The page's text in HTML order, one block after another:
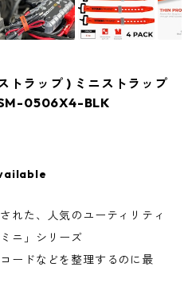
トラップ ) ミニストラップ
0506X4-BLK
れた、人気のユーティリティ
ニ」シリーズ
ードなどを整理するのに最